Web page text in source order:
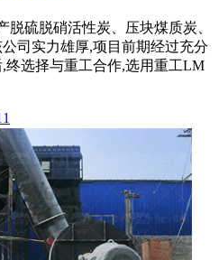
脱硫脱硝活性炭、压块煤质炭、
司实力雄厚,项目前期经过充分
终选择与重工合作,选用重工LM